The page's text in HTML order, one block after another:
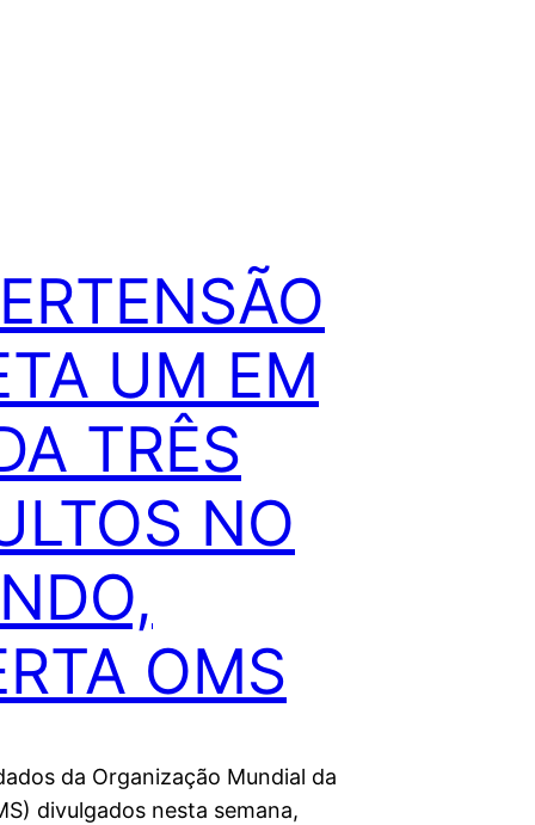
UM EM
TRÊS
NO
OMS
da Organização Mundial da
divulgados nesta semana,